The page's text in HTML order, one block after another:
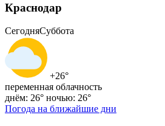
Краснодар
СегодняСуббота
+26°
переменная облачность
днём: 26° ночью: 26°
Погода на ближайшие дни